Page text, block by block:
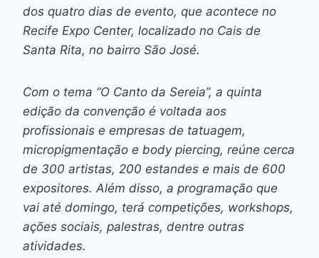
dos quatro dias de evento, que acontece no
Recife Expo Center, localizado no Cais de
Santa Rita, no bairro São José.
Com o tema “O Canto da Sereia”, a quinta
edição da convenção é voltada aos
profissionais e empresas de tatuagem,
micropigmentação e body piercing, reúne cerca
de 300 artistas, 200 estandes e mais de 600
expositores. Além disso, a programação que
vai até domingo, terá competições, workshops,
ações sociais, palestras, dentre outras
atividades.